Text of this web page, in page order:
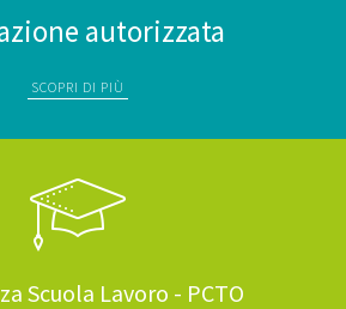
autorizzata
SCOPRI DI PIÙ
Scuola Lavoro - PCTO